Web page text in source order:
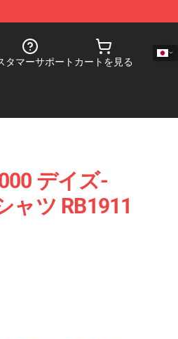
タマーサポート カートを見る
デイズ-
ャツ RB1911